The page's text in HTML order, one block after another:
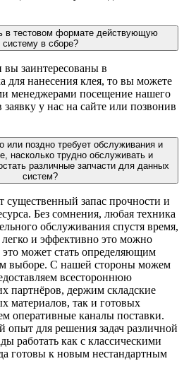
в тестовом формате действующую
систему в сборе?
вы заинтересованы в
для нанесения клея, то вы можете
менеджерами посещение нашего
у нас на сайте или позвонив
или поздно требует обслуживания и
насколько трудно обслуживать и
различные запчасти для данных
систем?
запас прочности и
Без сомнения, любая техника
обслуживания спустя время,
легко и эффективно это можно
это может стать определяющим
выборе. С нашей стороны можем
всестороннюю
партнёров, держим складские
материалов, так и готовых
оперативные каналы поставки.
опыт для решения задач различной
работать как с классическими
готовы к новым нестандартным